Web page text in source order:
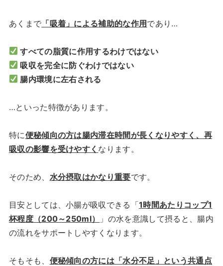
あくまで 「吸着」による補助的な作用であり…
すべての脂質に作用するわけではない
吸収を完全に防ぐわけではない
腸内環境に左右される
…といった特徴があります。
特に便秘傾向の方は腸内滞在時間が長くなりやすく、再
吸収の影響を受けやすく なります。
そのため、 水分摂取はかなり重要です。
目安としては、小腸が吸収できる「1時間あたりコップ1
杯程度（200～250ml）
」の水を意識して摂ると、腸内
の流れをサポートしやすくなります。
そもそも、 便秘傾向の方には「水分不足」という共通点